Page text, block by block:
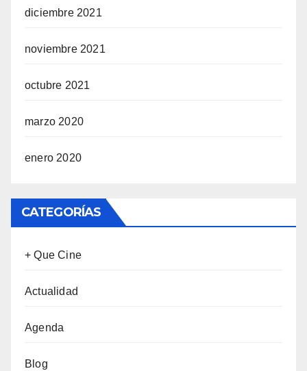
diciembre 2021
noviembre 2021
octubre 2021
marzo 2020
enero 2020
CATEGORÍAS
+ Que Cine
Actualidad
Agenda
Blog